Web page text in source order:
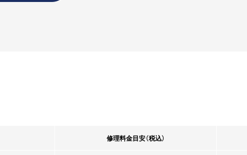
修理料金目安（税込）